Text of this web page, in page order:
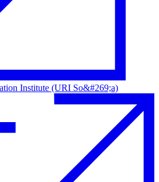
Institute (URI So&#269;a)